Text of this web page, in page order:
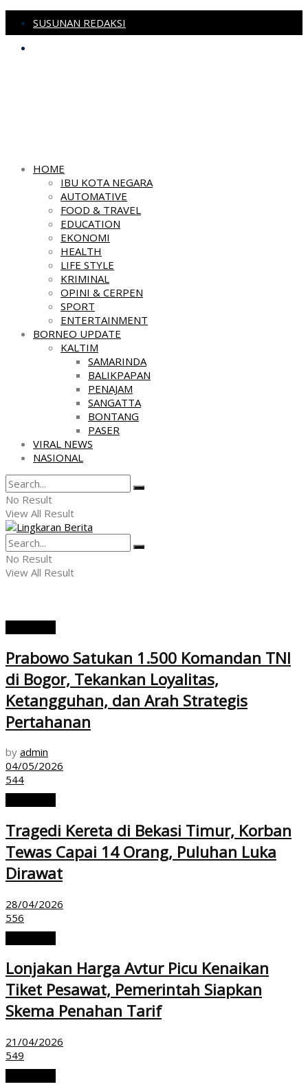
SUSUNAN REDAKSI
HOME
IBU KOTA NEGARA
AUTOMATIVE
FOOD & TRAVEL
EDUCATION
EKONOMI
HEALTH
LIFE STYLE
KRIMINAL
OPINI & CERPEN
SPORT
ENTERTAINMENT
BORNEO UPDATE
KALTIM
SAMARINDA
BALIKPAPAN
PENAJAM
SANGATTA
BONTANG
PASER
VIRAL NEWS
NASIONAL
No Result
View All Result
No Result
View All Result
Prabowo Satukan 1.500 Komandan TNI
di Bogor, Tekankan Loyalitas,
Ketangguhan, dan Arah Strategis
Pertahanan
by admin
04/05/2026
544
Tragedi Kereta di Bekasi Timur, Korban
Tewas Capai 14 Orang, Puluhan Luka
Dirawat
28/04/2026
556
Lonjakan Harga Avtur Picu Kenaikan
Tiket Pesawat, Pemerintah Siapkan
Skema Penahan Tarif
21/04/2026
549